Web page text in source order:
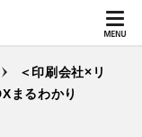
＜印刷会社×リ
まるわかり